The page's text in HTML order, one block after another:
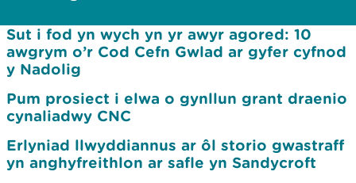
Sut i fod yn wych yn yr awyr agored: 10
awgrym o’r Cod Cefn Gwlad ar gyfer cyfnod
y Nadolig
Pum prosiect i elwa o gynllun grant draenio
cynaliadwy CNC
Erlyniad llwyddiannus ar ôl storio gwastraff
yn anghyfreithlon ar safle yn Sandycroft